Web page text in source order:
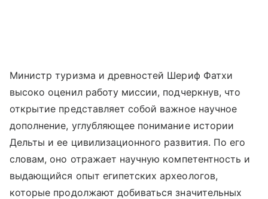
Министр туризма и древностей Шериф Фатхи
высоко оценил работу миссии, подчеркнув, что
открытие представляет собой важное научное
дополнение, углубляющее понимание истории
Дельты и ее цивилизационного развития. По его
словам, оно отражает научную компетентность и
выдающийся опыт египетских археологов,
которые продолжают добиваться значительных